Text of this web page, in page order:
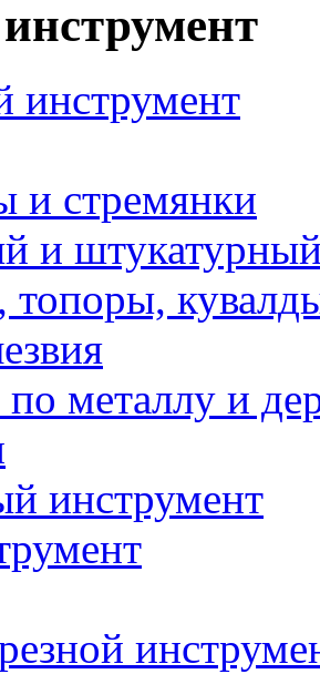
инструмент
и стремянки
и
топоры,
металлу и
инструмент